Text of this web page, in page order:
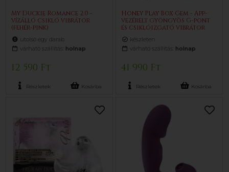
My Duckie Romance 2.0 -
vízálló csikló vibrátor
(fehér-pink)
utolsó egy darab
várható szállítás: holnap
12 590 Ft
Részletek Kosárba
Honey Play Box Gem - App-
vezérelt gyöngyös G-pont
és csiklóizgató vibrátor
készleten
várható szállítás: holnap
41 990 Ft
Részletek Kosárba